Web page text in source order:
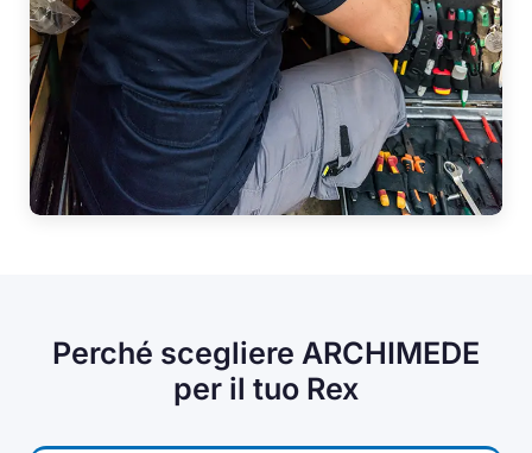
Perché scegliere ARCHIMEDE
per il tuo Rex